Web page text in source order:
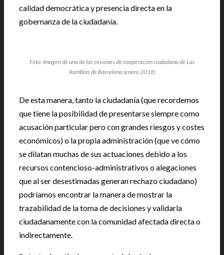
calidad democrática y presencia directa en la
gobernanza de la ciudadanía.
Foto: Imagen de una de las sesiones de cooperación ciudadana de Las
Ramblas de Barcelona (enero 2018)
De esta manera, tanto la ciudadanía (que recordemos
que tiene la posibilidad de presentarse siempre como
acusación particular pero con grandes riesgos y costes
económicos) o la propia administración (que ve cómo
se dilatan muchas de sus actuaciones debido a los
recursos contencioso-administrativos o alegaciones
que al ser desestimadas generan rechazo ciudadano)
podríamos encontrar la manera de mostrar la
trazabilidad de la toma de decisiones y validarla
ciudadanamente con la comunidad afectada directa o
indirectamente.